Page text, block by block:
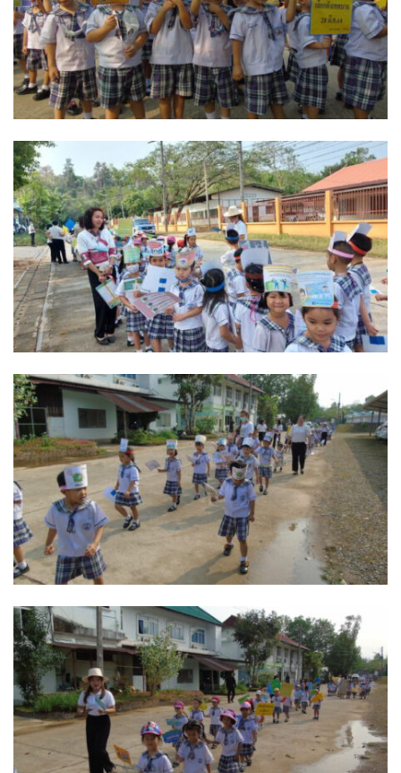
ลักษณาคาร์เร้นท์
สมบัติทัวร์ (ทุ่งช้าง – กรุงเทพฯ)
สุวัฒนายานยนต์
ธุรกิจสปา/ร้านนวด
ติ๊ก นวดเพื่อสุขภาพ
วรนคร นวดเพื่อสุขภาพ
สรีสราญนาสปา & วิว
เฮือนปัว
นโยบายความเป็นส่วนตัว
บริการออนไลน์ ESERVICE
บุคลากร
กองการศึกษา
กองคลัง
กองช่าง
กองยุทธศาสตร์และงบประมาณ
กองสาธารณสุขและสิ่งแวดล้อม
สำนักปลัดเทศบาล